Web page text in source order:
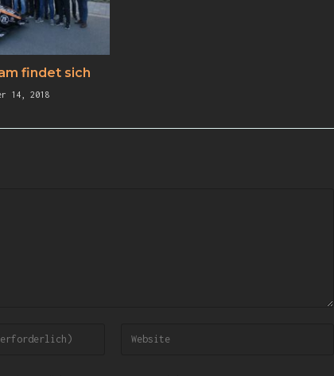
findet sich
14, 2018